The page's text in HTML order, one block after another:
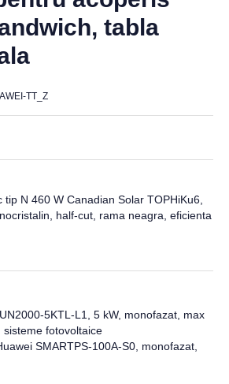
tabla
TT_Z
N 460 W Canadian Solar TOPHiKu6,
half-cut, rama neagra, eficienta
5KTL-L1, 5 kW, monofazat, max
sisteme fotovoltaice
SMARTPS-100A-S0, monofazat,
RS 485